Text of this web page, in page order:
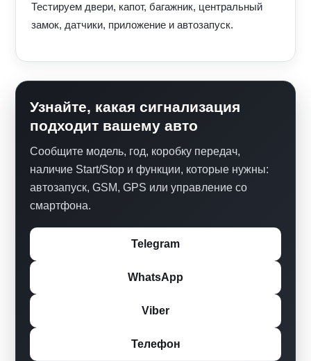
Тестируем двери, капот, багажник, центральный
замок, датчики, приложение и автозапуск.
Узнайте, какая сигнализация
подходит вашему авто
Сообщите модель, год, коробку передач,
наличие Start/Stop и функции, которые нужны:
автозапуск, GSM, GPS или управление со
смартфона.
Telegram
WhatsApp
Viber
Телефон